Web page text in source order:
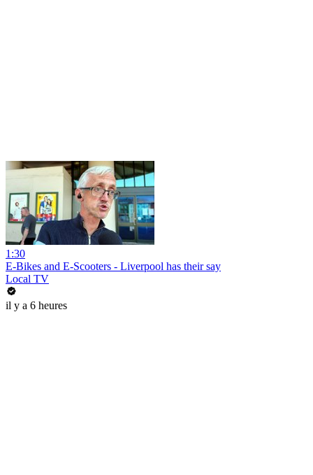
1:30
E-Bikes and E-Scooters - Liverpool has their say
Local TV
il y a 6 heures